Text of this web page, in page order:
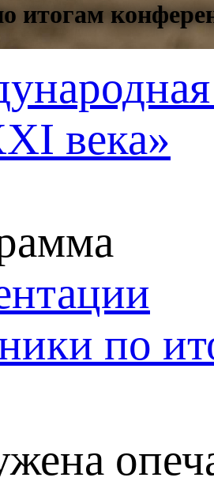
итогам
века»
по